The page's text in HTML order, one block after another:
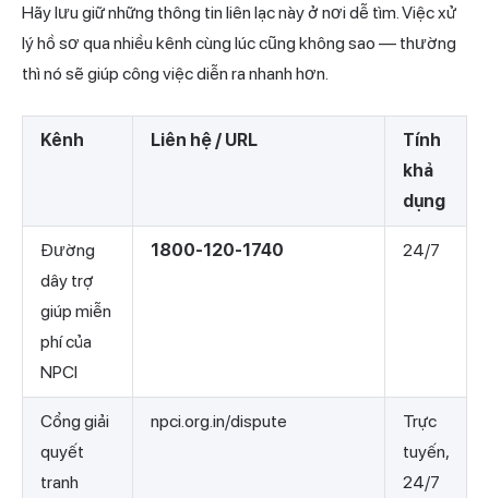
Hãy lưu giữ những thông tin liên lạc này ở nơi dễ tìm. Việc xử
lý hồ sơ qua nhiều kênh cùng lúc cũng không sao — thường
thì nó sẽ giúp công việc diễn ra nhanh hơn.
Kênh Liên hệ / URL
Tính
khả
dụng
Đường
dây trợ
giúp miễn
phí của
NPCI
1800-120-1740 24/7
Cổng giải
quyết
tranh
npci.org.in/dispute
Trực
tuyến,
24/7